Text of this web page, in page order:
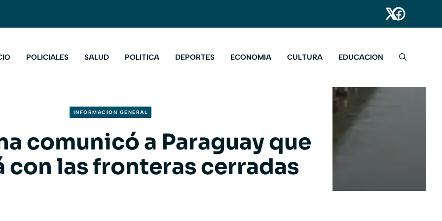
POLICIALES SALUD POLITICA DEPORTES ECONOMIA CULTURA EDUCACION
INFORMACION GENERAL
comunicó a Paraguay que
con las fronteras cerradas